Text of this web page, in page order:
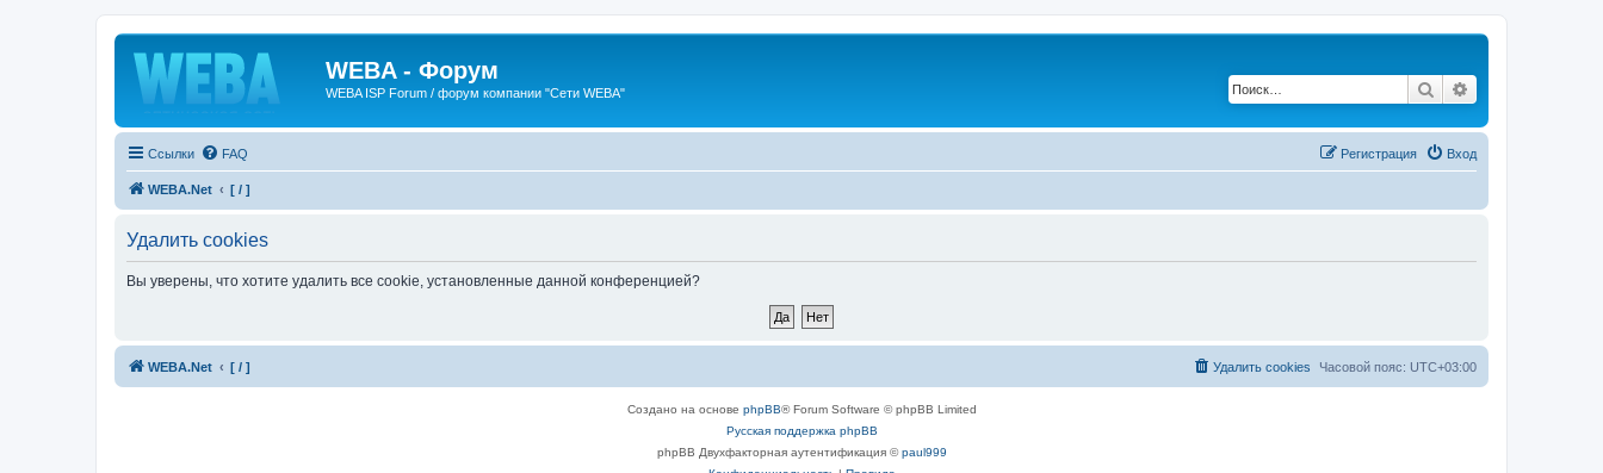
WEBA - Форум
WEBA ISP Forum / форум компании "Сети WEBA" Поиск
Ссылки FAQ Вход
Регистрация
WEBA.Net [ / ]
Удалить cookies
Вы уверены, что хотите удалить все cookie, установленные данной конференцией?
WEBA.Net [ / ] Часовой пояс: UTC+03:00
Удалить cookies
Создано на основе phpBB® Forum Software © phpBB Limited
Русская поддержка phpBB
phpBB Двухфакторная аутентификация ©paul999